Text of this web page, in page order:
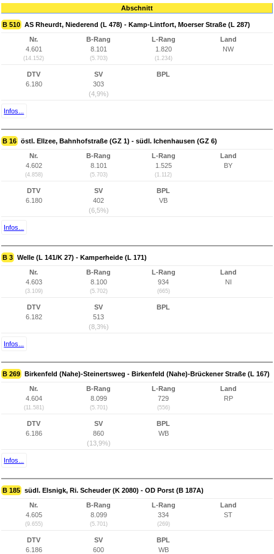
Abschnitt
B 510 AS Rheurdt, Niederend (L 478) - Kamp-Lintfort, Moerser Straße (L 287)
Nr.
4.601
(14.152)
B-Rang
8.101
(5.703)
L-Rang
1.820
(1.234)
Land
NW
DTV
6.180
SV
303
(4,9%)
BPL
Infos...
B 16 östl. Ellzee, Bahnhofstraße (GZ 1) - südl. Ichenhausen (GZ 6)
Nr.
4.602
(4.858)
B-Rang
8.101
(5.703)
L-Rang
1.525
(1.112)
Land
BY
DTV
6.180
SV
402
(6,5%)
BPL
VB
Infos...
B 3 Welle (L 141/K 27) - Kamperheide (L 171)
Nr.
4.603
(3.109)
B-Rang
8.100
(5.702)
L-Rang
934
(665)
Land
NI
DTV
6.182
SV
513
(8,3%)
BPL
Infos...
B 269 Birkenfeld (Nahe)-Steinertsweg - Birkenfeld (Nahe)-Brückener Straße (L 167)
Nr.
4.604
(11.581)
B-Rang
8.099
(5.701)
L-Rang
729
(556)
Land
RP
DTV
6.186
SV
860
(13,9%)
BPL
WB
Infos...
B 185 südl. Elsnigk, Ri. Scheuder (K 2080) - OD Porst (B 187A)
Nr.
4.605
(9.655)
B-Rang
8.099
(5.701)
L-Rang
334
(269)
Land
ST
DTV
6.186
SV
600
BPL
WB